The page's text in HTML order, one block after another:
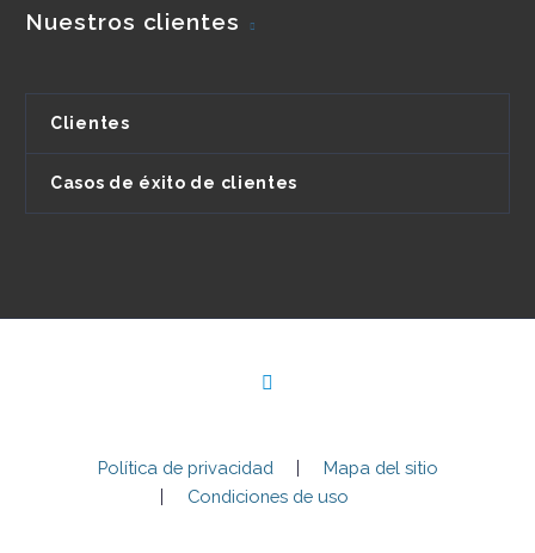
Nuestros clientes
Clientes
Casos de éxito de clientes
Política de privacidad
Mapa del sitio
Condiciones de uso